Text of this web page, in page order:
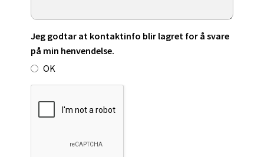
Jeg godtar at kontaktinfo blir lagret for å svare
på min henvendelse.
OK